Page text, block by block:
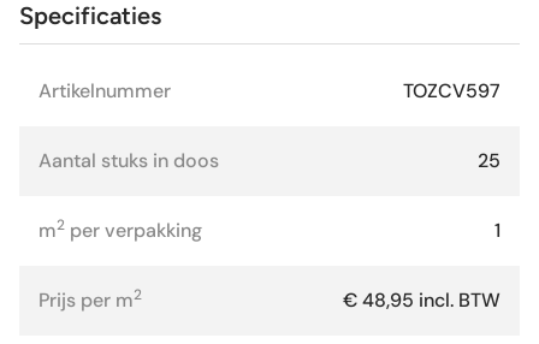
Specificaties
Artikelnummer TOZCV597
Aantal stuks in doos 25
m2 per verpakking 1
Prijs per m2 € 48,95 incl. BTW